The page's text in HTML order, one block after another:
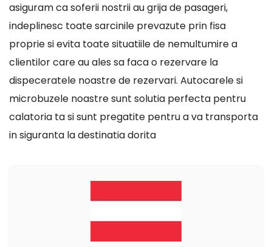
asiguram ca soferii nostrii au grija de pasageri,
indeplinesc toate sarcinile prevazute prin fisa
proprie si evita toate situatiile de nemultumire a
clientilor care au ales sa faca o rezervare la
dispeceratele noastre de rezervari. Autocarele si
microbuzele noastre sunt solutia perfecta pentru
calatoria ta si sunt pregatite pentru a va transporta
in siguranta la destinatia dorita